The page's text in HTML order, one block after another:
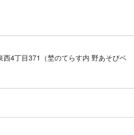
4丁目371（埜のてらす内 野あそびベ